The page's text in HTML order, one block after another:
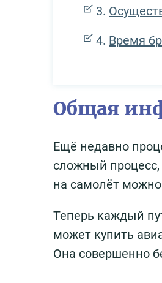
Время
Общая
Ещё недавно
сложный
на самолёт
Теперь каждый
может купить
Она совершенно